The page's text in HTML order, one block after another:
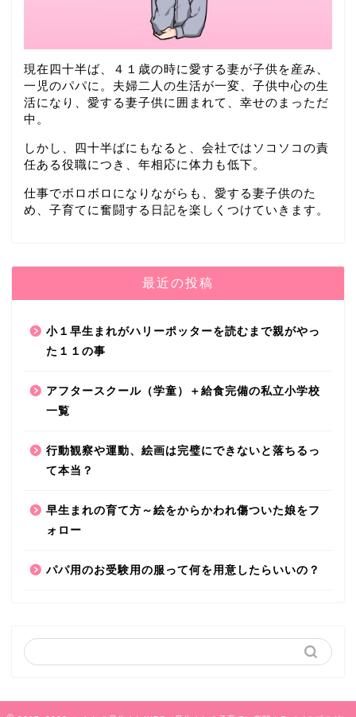
現在四十半ば、４１歳の時に愛する妻が子供を産み、
一児のパパに。夫婦二人の生活が一変、子供中心の生
活になり、愛する妻子供に囲まれて、幸せのまっただ
中。
しかし、四十半ばにもなると、会社ではソコソコの責
任ある役職につき、年相応に体力も低下。
仕事でボロボロになりながらも、愛する妻子供のた
め、子育てに奮闘する日記を楽しくつけていきます。
最近の投稿
小１早生まれがハリーポッターを読むまで親がやっ
た１１の事
アフタースクール（学童）＋給食完備の私立小学校
一覧
行動観察や運動、絵画は完璧にできないと落ちるっ
て本当？
早生まれの育て方～絵をからかわれ傷ついた娘をフ
ォロー
パパ用のお受験用の服って何を用意したらいいの？